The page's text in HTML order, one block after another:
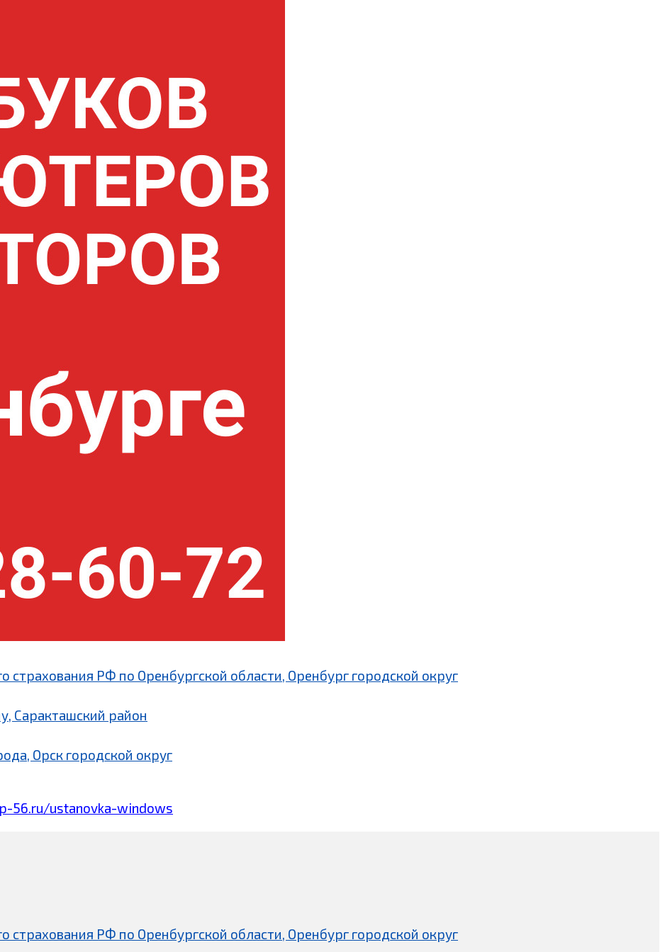
страхования РФ по Оренбургской области, Оренбург городской округ
Саракташский район
Орск городской округ
56.ru/ustanovka-windows
страхования РФ по Оренбургской области, Оренбург городской округ